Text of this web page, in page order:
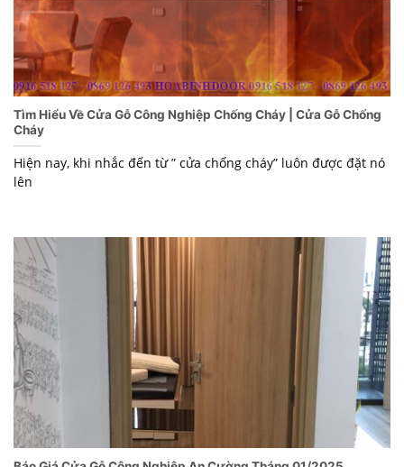
Tìm Hiểu Về Cửa Gỗ Công Nghiệp Chống Cháy | Cửa Gỗ Chống
Cháy
Hiện nay, khi nhắc đến từ ” cửa chống cháy” luôn được đặt nó
lên